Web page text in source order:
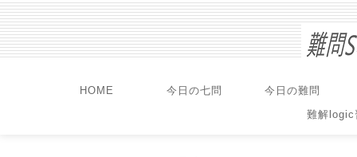
HOME 今日の七問
今日の難問
難解logic